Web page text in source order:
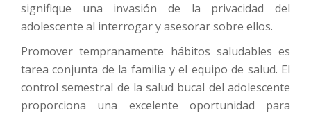
signifique una invasión de la privacidad del
adolescente al interrogar y asesorar sobre ellos.
Promover tempranamente hábitos saludables es
tarea conjunta de la familia y el equipo de salud. El
control semestral de la salud bucal del adolescente
proporciona una excelente oportunidad para